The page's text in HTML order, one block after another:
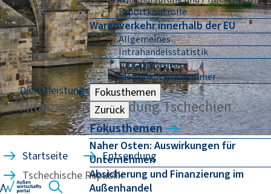
Exportkontrolle
Warenverkehr innerhalb der EU
Allgemeines
Intrahandelsstatistik
Umsatzsteuer-
Identifikationsnummer
Fokusthemen
Zurück
Fokusthemen
Naher Osten: Auswirkungen für
Unternehmen
Absicherung und Finanzierung im
Außenhandel
Dienstleistungserbringung
Mitarbeiterentsendung Tschechien
Startseite
Entsendung
Tschechische Republik